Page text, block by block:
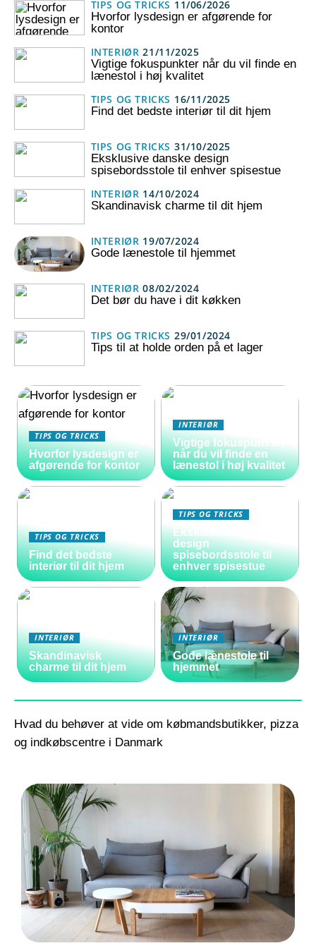
TIPS OG TRICKS 11/06/2026
Hvorfor lysdesign er afgørende for
kontor
INTERIØR 21/11/2025
Vigtige fokuspunkter når du vil finde en
lænestol i høj kvalitet
TIPS OG TRICKS 16/11/2025
Find det bedste interiør til dit hjem
TIPS OG TRICKS 31/10/2025
Eksklusive danske design
spisebordsstole til enhver spisestue
INTERIØR 14/10/2024
Skandinavisk charme til dit hjem
INTERIØR 19/07/2024
Gode lænestole til hjemmet
INTERIØR 08/02/2024
Det bør du have i dit køkken
TIPS OG TRICKS 29/01/2024
Tips til at holde orden på et lager
TIPS OG TRICKS
Hvorfor lysdesign er
afgørende for kontor
INTERIØR
Vigtige fokuspunkter
når du vil finde en
lænestol i høj kvalitet
TIPS OG TRICKS
Find det bedste
interiør til dit hjem
TIPS OG TRICKS
Eksklusive danske
design
spisebordsstole til
enhver spisestue
INTERIØR
Skandinavisk
charme til dit hjem
INTERIØR
Gode lænestole til
hjemmet
Hvad du behøver at vide om købmandsbutikker, pizza
og indkøbscentre i Danmark